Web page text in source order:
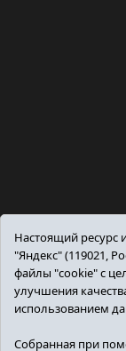
Настоящий ресурс
"Яндекс" (119021,
файлы "cookie" с
улучшения
использованием
Собранная при